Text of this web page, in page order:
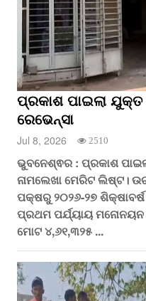
ପ୍ରକାଶ ପାଇଲା
ରେଭେନ୍ସା
Jul 8, 2026 2510
ଭୁବନେଶ୍ଵର : ପ୍ରକାଶ
ନାମଲେଖା ମେରିଟ ଲିଷ୍ଟ।
ପକ୍ଷରୁ ୨୦୨୬-୨୭
ପ୍ରଥମ ପର୍ଯ୍ୟାୟ
ମୋଟ ୪,୬୧,୩୨୫ ...